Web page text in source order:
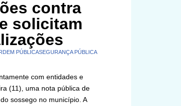
contra
solicitam
PÚBLICASEGURANÇA PÚBLICA
com entidades e
(11), uma nota pública de
sossego no município. A